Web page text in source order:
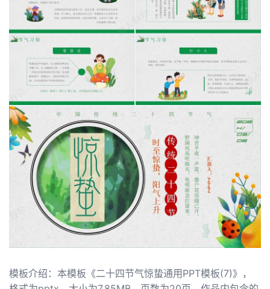
模板介绍：本模板《二十四节气惊蛰通用PPT模板(7)》，